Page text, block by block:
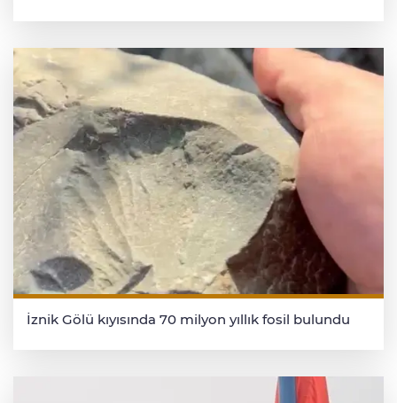
İznik Gölü kıyısında 70 milyon yıllık fosil bulundu